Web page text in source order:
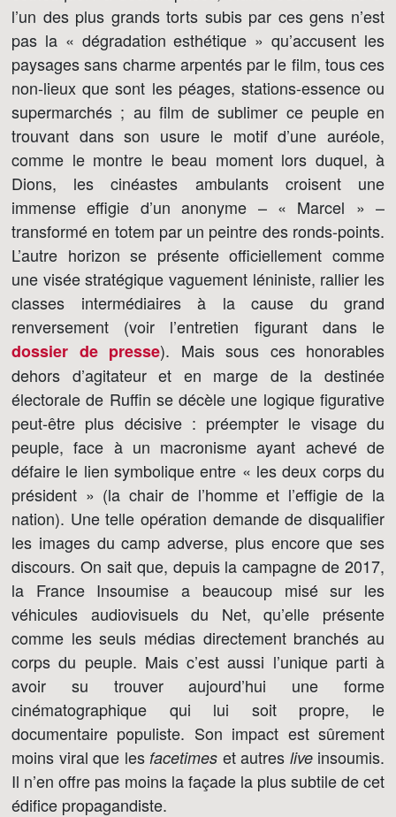
l’un des plus grands torts subis par ces gens n’est
pas la « dégradation esthétique » qu’accusent les
paysages sans charme arpentés par le film, tous ces
non-lieux que sont les péages, stations-essence ou
supermarchés ; au film de sublimer ce peuple en
trouvant dans son usure le motif d’une auréole,
comme le montre le beau moment lors duquel, à
Dions, les cinéastes ambulants croisent une
immense effigie d’un anonyme – « Marcel » –
transformé en totem par un peintre des ronds-points.
L’autre horizon se présente officiellement comme
une visée stratégique vaguement léniniste, rallier les
classes intermédiaires à la cause du grand
renversement (voir l’entretien figurant dans le
dossier de presse). Mais sous ces honorables
dehors d’agitateur et en marge de la destinée
électorale de Ruffin se décèle une logique figurative
peut-être plus décisive : préempter le visage du
peuple, face à un macronisme ayant achevé de
défaire le lien symbolique entre « les deux corps du
président » (la chair de l’homme et l’effigie de la
nation). Une telle opération demande de disqualifier
les images du camp adverse, plus encore que ses
discours. On sait que, depuis la campagne de 2017,
la France Insoumise a beaucoup misé sur les
véhicules audiovisuels du Net, qu’elle présente
comme les seuls médias directement branchés au
corps du peuple. Mais c’est aussi l’unique parti à
avoir su trouver aujourd’hui une forme
cinématographique qui lui soit propre, le
documentaire populiste. Son impact est sûrement
moins viral que les facetimes et autres liveinsoumis.
Il n’en offre pas moins la façade la plus subtile de cet
édifice propagandiste.